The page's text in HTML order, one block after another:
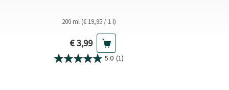
200 ml (€ 19,95 / 1 l)
Aktueller Preis
€ 3,99
5.0 (1)